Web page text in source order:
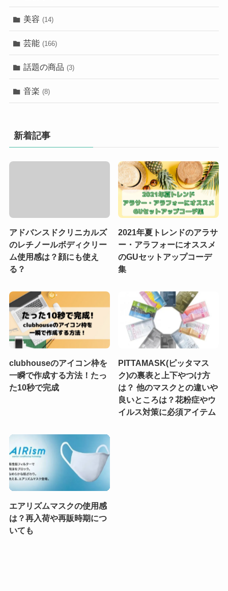
美容 (14)
芸能 (166)
話題の商品 (3)
音楽 (8)
新着記事
アドバンスドクリニカルズ
のレチノールボディクリー
ム使用感は？顔にも使え
る？
2021年夏トレンドのアラサ
ー・アラフォーにオススメ
のGUセットアップコーデ
集
clubhouseのアイコン枠を
一瞬で作成する方法！たっ
た10秒で完成
PITTAMASK(ピッタマス
ク)の裏表と上下やつけ方
は？ 他のマスクとの違いや
良いところは？花粉症やウ
イルス対策に必須アイテム
エアリズムマスクの使用感
は？再入荷や再販時期につ
いても